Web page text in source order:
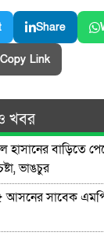
Share
Copy Link
খবর
হাসানের বাড়িতে
ভাঙচুর
আসনের সাবেক